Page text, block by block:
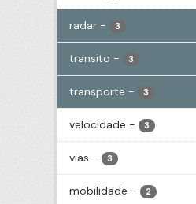
radar - 3
transito - 3
transporte - 3
velocidade - 3
vias - 3
mobilidade - 2